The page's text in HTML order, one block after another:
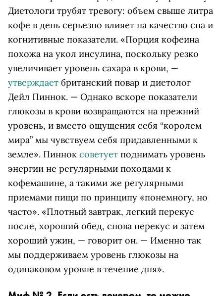
Диетологи трубят тревогу: объем свыше литра
кофе в день серьезно влияет на качество сна и
когнитивные показатели. «Порция кофеина
похожа на укол инсулина, поскольку резко
увеличивает уровень сахара в крови, —
утверждает британский повар и диетолог
Дейл Пиннок. — Однако вскоре показатели
глюкозы в крови возвращаются на прежний
уровень, и вместо ощущения себя “королем
мира” мы чувствуем себя придавленными к
земле». Пиннок советует поднимать уровень
энергии не регулярными походами к
кофемашине, а такими же регулярными
приемами пищи по принципу «понемногу, но
часто». «Плотный завтрак, легкий перекус
после, хороший обед, снова перекус и затем
хороший ужин, — говорит он. — Именно так
мы поддерживаем уровень глюкозы на
одинаковом уровне в течение дня».